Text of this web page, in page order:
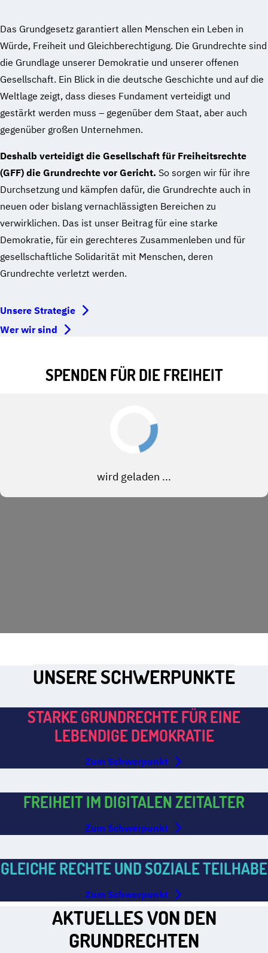
Das Grundgesetz garantiert allen Menschen ein Leben in
Würde, Freiheit und Gleichberechtigung. Die Grundrechte sind
die Grundlage unserer Demokratie und unserer offenen
Gesellschaft. Ein Blick in die deutsche Geschichte und auf die
Weltlage zeigt, dass dieses Fundament verteidigt und
gestärkt werden muss – gegenüber dem Staat, aber auch
gegenüber großen Unternehmen.
Deshalb verteidigt die Gesellschaft für Freiheitsrechte
(GFF) die Grundrechte vor Gericht. So sorgen wir für ihre
Durchsetzung und kämpfen dafür, die Grundrechte auch in
neuen oder bislang vernachlässigten Bereichen zu
verwirklichen. Das ist unser Beitrag für eine starke
Demokratie, für ein gerechteres Zusammenleben und für
gesellschaftliche Solidarität mit Menschen, deren
Grundrechte verletzt werden.
Unsere Strategie
Wer wir sind
SPENDEN FÜR DIE FREIHEIT
UNSERE SCHWERPUNKTE
STARKE GRUNDRECHTE FÜR EINE
LEBENDIGE DEMOKRATIE
Zum Schwerpunkt
FREIHEIT IM DIGITALEN ZEITALTER
Zum Schwerpunkt
GLEICHE RECHTE UND SOZIALE TEILHABE
Zum Schwerpunkt
AKTUELLES VON DEN
GRUNDRECHTEN